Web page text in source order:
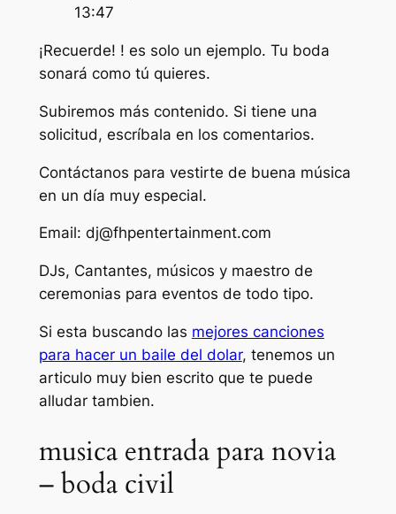
13:47
¡Recuerde! ! es solo un ejemplo. Tu boda
sonará como tú quieres.
Subiremos más contenido. Si tiene una
solicitud, escríbala en los comentarios.
Contáctanos para vestirte de buena música
en un día muy especial.
Email: dj@fhpentertainment.com
DJs, Cantantes, músicos y maestro de
ceremonias para eventos de todo tipo.
Si esta buscando las mejores canciones
para hacer un baile del dolar, tenemos un
articulo muy bien escrito que te puede
alludar tambien.
musica entrada para novia
– boda civil